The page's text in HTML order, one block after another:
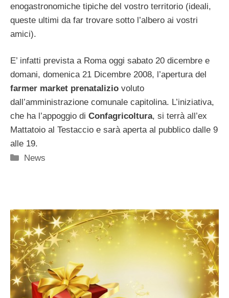
enogastronomiche tipiche del vostro territorio (ideali,
queste ultimi da far trovare sotto l’albero ai vostri
amici).
E’ infatti prevista a Roma oggi sabato 20 dicembre e
domani, domenica 21 Dicembre 2008, l’apertura del
farmer market prenatalizio voluto
dall’amministrazione comunale capitolina. L’iniziativa,
che ha l’appoggio di Confagricoltura, si terrà all’ex
Mattatoio al Testaccio e sarà aperta al pubblico dalle 9
alle 19.
Categorie
News